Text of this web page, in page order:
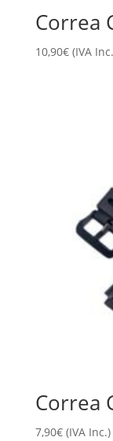
Correa
10,90€ (IVA
Correa
7,90€ (IVA Inc.)